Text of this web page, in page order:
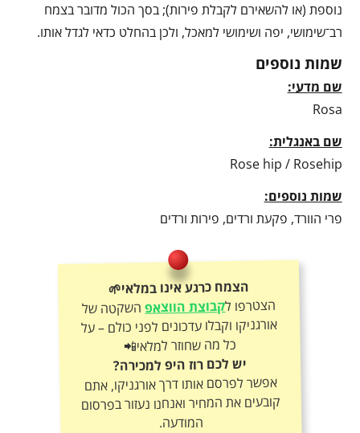
נוספת (או להשאירם לקבלת פירות); בסך הכול מדובר בצמח
רב־שימושי, יפה ושימושי למאכל, ולכן בהחלט כדאי לגדל אותו.
שמות נוספים
שם מדעי:
Rosa
שם באנגלית:
Rose hip / Rosehip
שמות נוספים:
פרי הוורד, פקעת ורדים, פירות ורדים
הצמח כרגע אינו במלאי🌱
הצטרפו לקבוצת הווצאפהשקטה של
אורגניקו וקבלו עדכונים לפני כולם – על
כל מה שחוזר למלאי📲
יש לכם רוז היפ למכירה?
אפשר לפרסם אותו דרך אורגניקו, אתם
קובעים את המחיר ואנחנו נעזור בפרסום
המודעה.